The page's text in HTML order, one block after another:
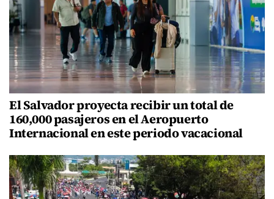
El Salvador proyecta recibir un total de
160,000 pasajeros en el Aeropuerto
Internacional en este periodo vacacional